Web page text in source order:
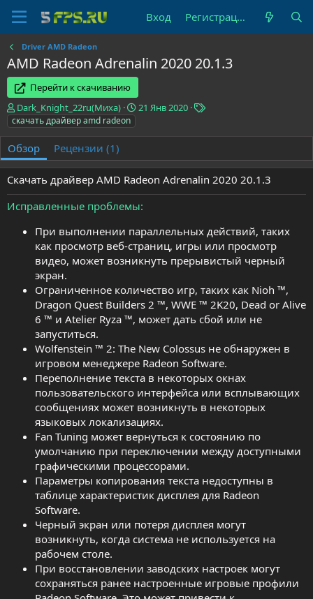
Вход Регистрация
Driver AMD Radeon
AMD Radeon Adrenalin 2020 20.1.3
Перейти к скачиванию
А
в
о
р
Dark_Knight_22ru(Миха)
Д
с
о
з
д
а
и
я
21 Янв 2020
Т
скачать драйвер amd radeon
Обзор Рецензии (1)
Скачать драйвер AMD Radeon Adrenalin 2020 20.1.3
Исправленные проблемы
При выполнении параллельных действий, таких
как просмотр веб-страниц, игры или просмотр
видео, может возникнуть прерывистый черный
экран.
Ограниченное количество игр, таких как Nioh ™,
Dragon Quest Builders 2 ™, WWE ™ 2K20, Dead or Alive
6 ™ и Atelier Ryza ™, может дать сбой или не
запуститься.
Wolfenstein ™ 2: The New Colossus не обнаружен в
игровом менеджере Radeon Software.
Переполнение текста в некоторых окнах
пользовательского интерфейса или всплывающих
сообщениях может возникнуть в некоторых
языковых локализациях.
Fan Tuning может вернуться к состоянию по
умолчанию при переключении между доступными
графическими процессорами.
Параметры копирования текста недоступны в
таблице характеристик дисплея для Radeon
Software.
Черный экран или потеря дисплея могут
возникнуть, когда система не используется на
рабочем столе.
При восстановлении заводских настроек могут
сохраняться ранее настроенные игровые профили